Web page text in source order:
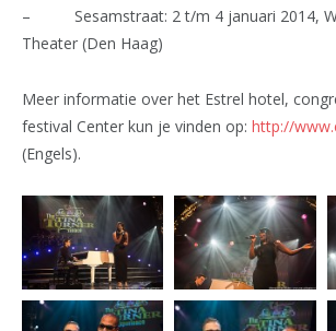
– Sesamstraat: 2 t/m 4 januari 2014,
Theater (Den Haag)
Meer informatie over het Estrel hotel,
festival Center kun je vinden op: http://
(Engels).